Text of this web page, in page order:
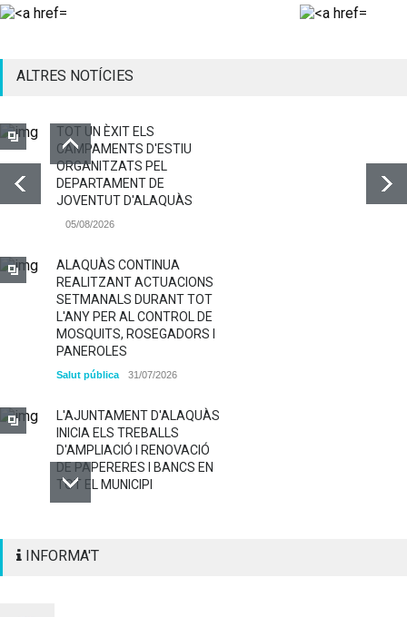
ALTRES NOTÍCIES
TOT UN ÈXIT ELS
CAMPAMENTS D'ESTIU
ORGANITZATS PEL
DEPARTAMENT DE
JOVENTUT D'ALAQUÀS
05/08/2026
ALAQUÀS CONTINUA
REALITZANT ACTUACIONS
SETMANALS DURANT TOT
L'ANY PER AL CONTROL DE
MOSQUITS, ROSEGADORS I
PANEROLES
Salut pública 31/07/2026
L'AJUNTAMENT D'ALAQUÀS
INICIA ELS TREBALLS
D'AMPLIACIÓ I RENOVACIÓ
DE PAPERERES I BANCS EN
TOT EL MUNICIPI
SENYALITZACIÓ
INFORMA'T